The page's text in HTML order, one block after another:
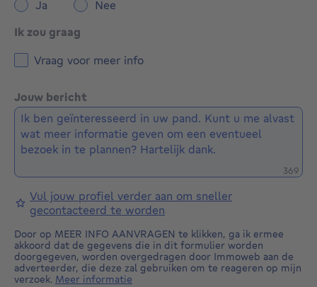
Ja
Nee
Ik zou graag
Vraag voor meer info
Jouw bericht
369
Vul jouw profiel verder aan om sneller
gecontacteerd te worden
Door op MEER INFO AANVRAGEN te klikken, ga ik ermee
akkoord dat de gegevens die in dit formulier worden
doorgegeven, worden overgedragen door Immoweb aan de
adverteerder, die deze zal gebruiken om te reageren op mijn
verzoek. Meer informatie